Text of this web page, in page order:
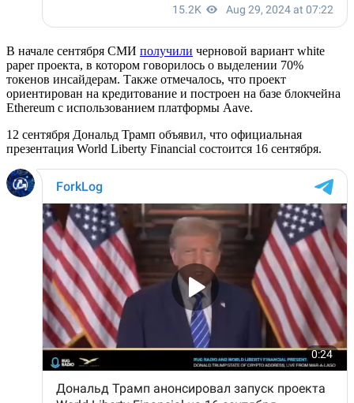
В начале сентября СМИ получили черновой вариант white
paper проекта, в котором говорилось о выделении 70%
токенов инсайдерам. Также отмечалось, что проект
ориентирован на кредитование и построен на базе блокчейна
Ethereum с использованием платформы Aave.
12 сентября Дональд Трамп объявил, что официальная
презентация World Liberty Financial состоится 16 сентября.